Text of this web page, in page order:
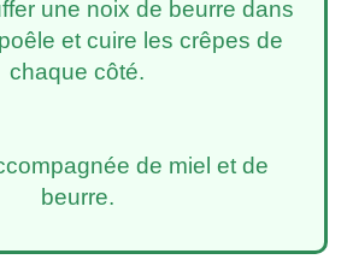
une noix de beurre dans
et cuire les crêpes de
chaque côté.
de miel et de
beurre.